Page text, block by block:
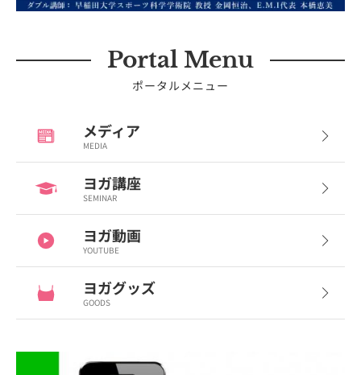
Portal Menu
ポータルメニュー
メディア
MEDIA
ヨガ講座
SEMINAR
ヨガ動画
YOUTUBE
ヨガグッズ
GOODS